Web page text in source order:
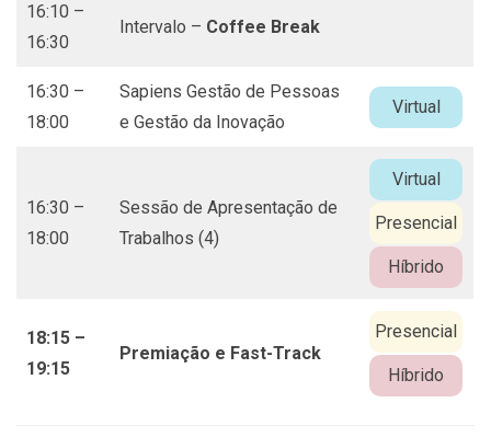
16:10 –
16:30
Intervalo – Coffee Break
16:30 –
18:00
Sapiens Gestão de Pessoas
e Gestão da Inovação
Virtual
16:30 –
18:00
Sessão de Apresentação de
Trabalhos (4)
Virtual
Presencial
Híbrido
18:15 –
19:15
Premiação e Fast-Track
Presencial
Híbrido